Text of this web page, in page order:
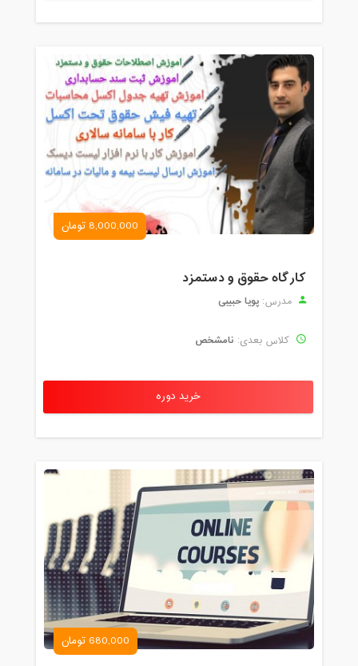
8,000,000 تومان
کارگاه حقوق و دستمزد
مدرس: پویا حبیبی
کلاس بعدی: نامشخص
خرید دوره
680,000 تومان